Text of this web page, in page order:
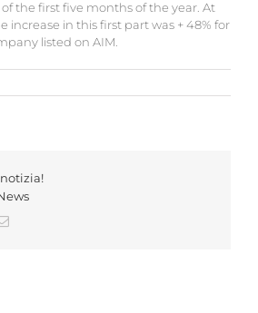
the first five months of the year. At
increase in this first part was + 48% for
listed on AIM.
Email